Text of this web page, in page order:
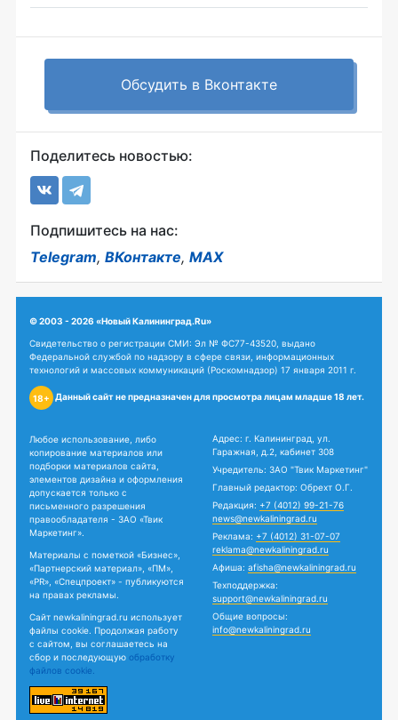
Обсудить в Вконтакте
Поделитесь новостью:
Подпишитесь на нас:
Telegram, ВКонтакте, MAX
© 2003 - 2026 «Новый Калининград.Ru»
Свидетельство о регистрации СМИ: Эл № ФС77-43520, выдано
Федеральной службой по надзору в сфере связи, информационных
технологий и массовых коммуникаций (Роскомнадзор) 17 января 2011 г.
18+ Данный сайт не предназначен для просмотра лицам младше 18 лет.
Любое использование, либо
копирование материалов или
подборки материалов сайта,
элементов дизайна и оформления
допускается только с
письменного разрешения
правообладателя - ЗАО «Твик
Маркетинг».
Материалы с пометкой «Бизнес»,
«Партнерский материал», «ПМ»,
«PR», «Спецпроект» - публикуются
на правах рекламы.
Сайт newkaliningrad.ru использует
файлы cookie. Продолжая работу
с сайтом, вы соглашаетесь на
сбор и последующую обработку
файлов cookie.
Адрес: г. Калининград, ул.
Гаражная, д.2, кабинет 308
Учредитель: ЗАО "Твик Маркетинг"
Главный редактор: Обрехт О.Г.
Редакция: +7 (4012) 99-21-76
news@newkaliningrad.ru
Реклама: +7 (4012) 31-07-07
reklama@newkaliningrad.ru
Афиша: afisha@newkaliningrad.ru
Техподдержка:
support@newkaliningrad.ru
Общие вопросы:
info@newkaliningrad.ru